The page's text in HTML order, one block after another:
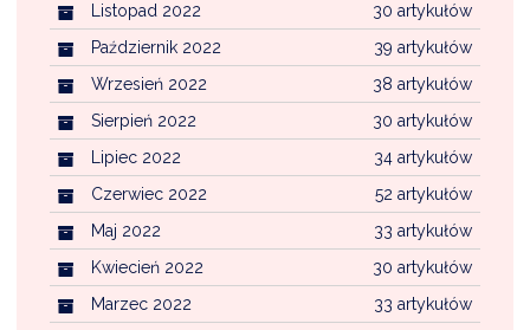
30 artykułów
Listopad 2022
39 artykułów
Październik 2022
38 artykułów
Wrzesień 2022
30 artykułów
Sierpień 2022
34 artykułów
Lipiec 2022
52 artykułów
Czerwiec 2022
33 artykułów
Maj 2022
30 artykułów
Kwiecień 2022
33 artykułów
Marzec 2022